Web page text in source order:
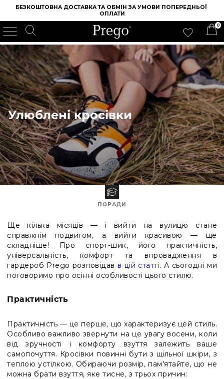
БЕЗКОШТОВНА ДОСТАВКА ТА ОБМІН ЗА УМОВИ ПОПЕРЕДНЬОЇ
ОПЛАТИ
0
ІНТЕРНЕТ МАГАЗИН ВЗУТТЯ PREGO / БЛОГ
УЛЮБЛЕНІ КРОСІВКИ
Улюблені кросівки
ПОРАДИ
Ще кілька місяців — і вийти на вулицю стане
справжнім подвигом, а вийти красивою — ще
складніше! Про спорт-шик, його практичність,
універсальність, комфорт та впровадження в
гардероб Prego розповідавв цій статті. А сьогодні ми
поговоримо про осінні особливості цього стилю.
Практичність
Практичність — це перше, що характеризує цей стиль.
Особливо важливо звернути на це увагу восени, коли
від зручності і комфорту взуття залежить ваше
самопочуття. Кросівки повинні бути з щільної шкіри, з
теплою устілкою. Обираючи розмір, пам'ятайте, що не
можна брати взуття, яке тисне, з трьох причин: